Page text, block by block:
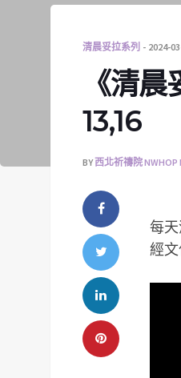
清晨妥拉系列 2024-
《清
13,16
BY西北祈禱院 NWHOP
每
經